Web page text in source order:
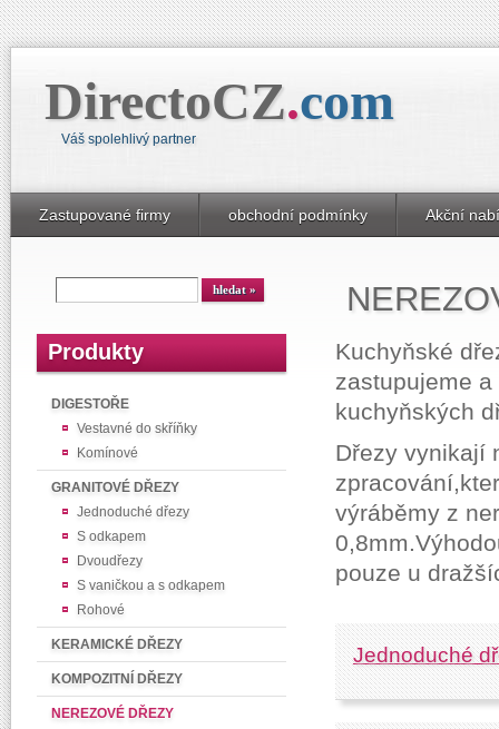
DirectoCZ.com
Váš spolehlivý partner
Zastupované firmy obchodní podmínky Akční
Produkty
DIGESTOŘE
Vestavné do skříňky
Komínové
GRANITOVÉ DŘEZY
Jednoduché dřezy
S odkapem
Dvoudřezy
S vaničkou a s odkapem
Rohové
KERAMICKÉ DŘEZY
KOMPOZITNÍ DŘEZY
NEREZOVÉ DŘEZY
Kuchyňské
zastupujeme
kuchyňských
Dřezy vynikají
výráběmy z
0,8mm.
pouze u
Jednoduché